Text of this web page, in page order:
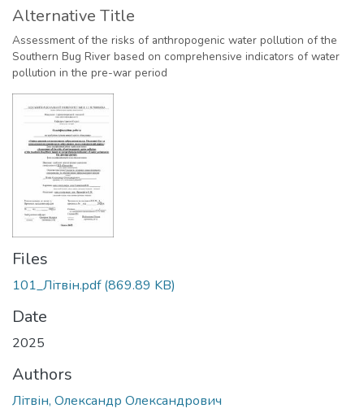
Alternative Title
Assessment of the risks of anthropogenic water pollution of the
Southern Bug River based on comprehensive indicators of water
pollution in the pre-war period
Files
101_Літвін.pdf(869.89 KB)
Date
2025
Authors
Літвін, Олександр Олександрович